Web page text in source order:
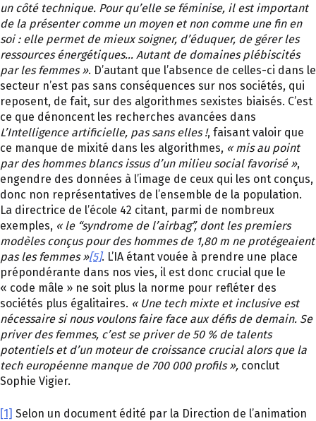
un côté technique. Pour qu’elle se féminise, il est important
de la présenter comme un moyen et non comme une fin en
soi : elle permet de mieux soigner, d’éduquer, de gérer les
ressources énergétiques… Autant de domaines plébiscités
par les femmes ». D’autant que l’absence de celles-ci dans le
secteur n’est pas sans conséquences sur nos sociétés, qui
reposent, de fait, sur des algorithmes sexistes biaisés. C’est
ce que dénoncent les recherches avancées dans
L’Intelligence artificielle, pas sans elles !, faisant valoir que
ce manque de mixité dans les algorithmes, « mis au point
par des hommes blancs issus d’un milieu social favorisé »,
engendre des données à l’image de ceux qui les ont conçus,
donc non représentatives de l’ensemble de la population.
La directrice de l’école 42 citant, parmi de nombreux
exemples, « le “syndrome de l’airbag”, dont les premiers
modèles conçus pour des hommes de 1,80 m ne protégeaient
pas les femmes »[5]. L’IA étant vouée à prendre une place
prépondérante dans nos vies, il est donc crucial que le
« code mâle » ne soit plus la norme pour refléter des
sociétés plus égalitaires. « Une tech mixte et inclusive est
nécessaire si nous voulons faire face aux défis de demain. Se
priver des femmes, c’est se priver de 50 % de talents
potentiels et d’un moteur de croissance crucial alors que la
tech européenne manque de 700 000 profils », conclut
Sophie Vigier.
[1] Selon un document édité par la Direction de l’animation